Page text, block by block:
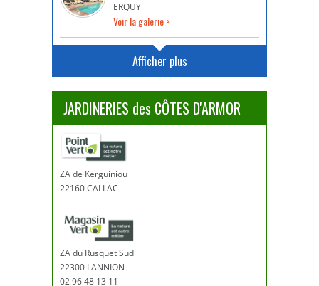
ERQUY
Voir la galerie >
Afficher plus
JARDINERIES des CÔTES D'ARMOR
ZA de Kerguiniou
22160 CALLAC
ZA du Rusquet Sud
22300 LANNION
02 96 48 13 11